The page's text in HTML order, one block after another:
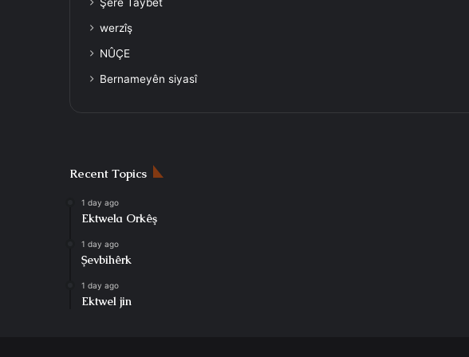
werzîş
NÛÇE
Bernameyên siyasî
Recent Topics
1 day ago
Ektwela Orkêş
1 day ago
Şevbihêrk
1 day ago
Ektwel jin